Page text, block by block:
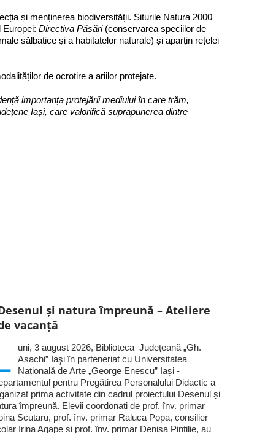
și menținerea biodiversității. Siturile Natura 2000
Europei:Directiva Păsări(conservarea speciilor de
sălbatice și a habitatelor naturale) și aparțin rețelei
de ocrotire a ariilor protejate.
importanța protejării mediului în care trăm,
Iași, care valorifică suprapunerea dintre
și natura împreună – Ateliere
vacanță
uni, 3 august 2026, Biblioteca Judeţeană „Gh.
Asachi” Iaşi în parteneriat cu Universitatea
Națională de Arte „George Enescu” Iași -
pentru Pregătirea Personalului Didactic a
prima activitate din cadrul proiectului Desenul și
împreună. Elevii coordonați de prof. înv. primar
Scutaru, prof. înv. primar Raluca Popa, consilier
Irina Agape și prof. înv. primar Denisa Pintilie, au